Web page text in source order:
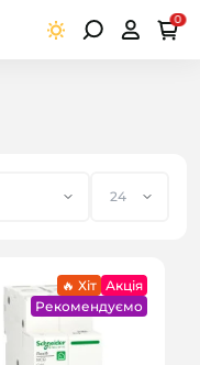
0
🔥 Хіт Акція
Рекомендуємо